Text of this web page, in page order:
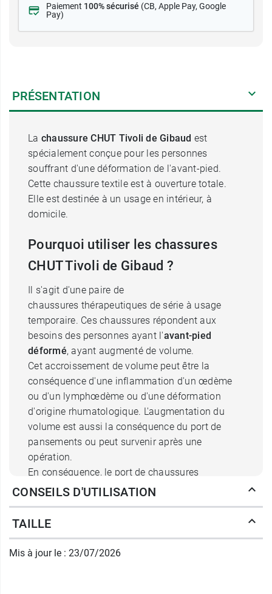
Paiement 100% sécurisé (CB, Apple Pay, Google
Pay)
PRÉSENTATION
La chaussure CHUT Tivoli de Gibaud est
spécialement conçue pour les personnes
souffrant d'une déformation de l'avant-pied.
Cette chaussure textile est à ouverture totale.
Elle est destinée à un usage en intérieur, à
domicile.
Pourquoi utiliser les chassures
CHUT Tivoli de Gibaud ?
Il s'agit d'une paire de
chaussures thérapeutiques de série à usage
temporaire. Ces chaussures répondent aux
besoins des personnes ayant l'avant-pied
déformé, ayant augmenté de volume.
Cet accroissement de volume peut être la
conséquence d'une inflammation d'un œdème
ou d'un lymphœdème ou d'une déformation
d'origine rhumatologique. L'augmentation du
volume est aussi la conséquence du port de
pansements ou peut survenir après une
opération.
En conséquence, le port de chaussures
"classiques" est difficile ou impossible. Il faut
Les caractéristiques des
chaussures Gibaud CHUT
CONSEILS D'UTILISATION
TAILLE
Mis à jour le : 23/07/2026